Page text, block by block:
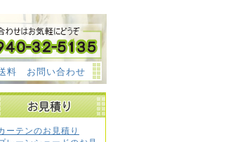
料 お問い合わせ
ーテンのお見積り